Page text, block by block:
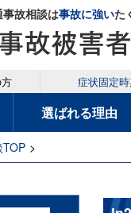
故相談は事故に強いた
症状固定
選ばれる理由
>